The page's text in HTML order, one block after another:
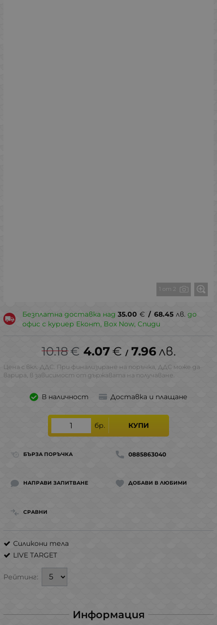
1 от 2
Безплатна доставка над 35.00 € / 68.45 лв. до
офис с куриер Еконт, Box Now, Спиди
10.18€ 4.07€ / 7.96 лв.
Цена с вкл. ДДС. При финализиране на поръчка, ДДС може да
варира, в зависимост от държавата на получаване.
В наличност Доставка и плащане
бр. КУПИ
БЪРЗА ПОРЪЧКА 0885863040
НАПРАВИ ЗАПИТВАНЕ ДОБАВИ В ЛЮБИМИ
СРАВНИ
Силикони тела
LIVE TARGET
Рейтинг:
Информация